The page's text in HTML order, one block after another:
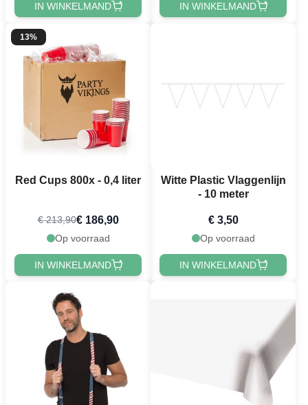
IN WINKELMAND IN WINKELMAND
13%
Red Cups 800x - 0,4 liter
€ 213,90€ 186,90
Op voorraad
IN WINKELMAND
Witte Plastic Vlaggenlijn
- 10 meter
€ 3,50
Op voorraad
IN WINKELMAND